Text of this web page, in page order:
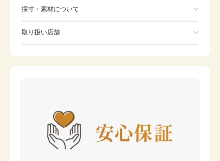
する瑞鳥として愛されてきました。 薬玉は邪気を祓い長寿
を願う中国の風習をまねたことに由来し、薬玉を長命縷続
命縷ちょうめいるしょくめいるという漢名でよぶこともあ
ります。 このお着物は季節問わずご着用いただけます。
※着付けに必要な一式をすべて含みます。
着物
足袋 肌着
帯揚げ 伊達襟
末広 コーリンベルト
採寸・素材について
身丈 165cm
取り扱い店舗